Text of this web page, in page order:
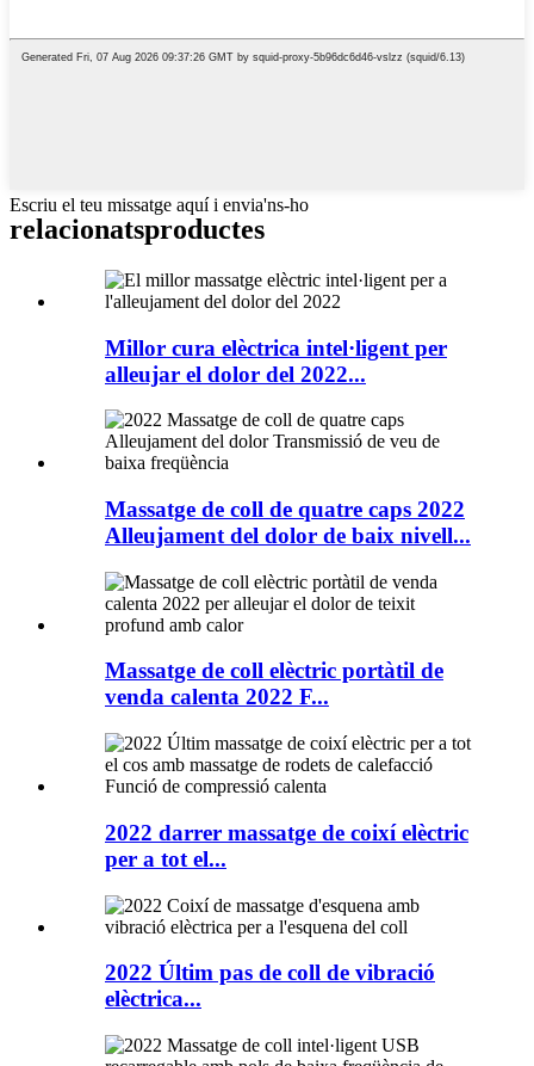
Escriu el teu missatge aquí i envia'ns-ho
relacionatsproductes
Millor cura elèctrica intel·ligent per
alleujar el dolor del 2022...
Massatge de coll de quatre caps 2022
Alleujament del dolor de baix nivell...
Massatge de coll elèctric portàtil de
venda calenta 2022 F...
2022 darrer massatge de coixí elèctric
per a tot el...
2022 Últim pas de coll de vibració
elèctrica...